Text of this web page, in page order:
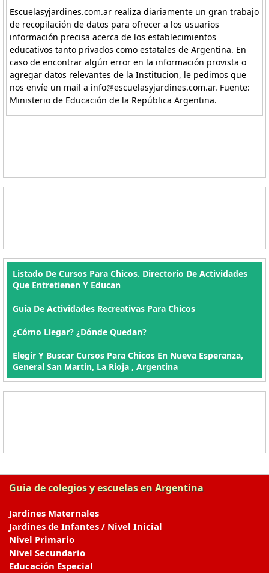
Escuelasyjardines.com.ar realiza diariamente un gran trabajo
de recopilación de datos para ofrecer a los usuarios
información precisa acerca de los establecimientos
educativos tanto privados como estatales de Argentina. En
caso de encontrar algún error en la información provista o
agregar datos relevantes de la Institucion, le pedimos que
nos envíe un mail a info@escuelasyjardines.com.ar. Fuente:
Ministerio de Educación de la República Argentina.
Listado De Cursos Para Chicos. Directorio De Actividades
Que Entretienen Y Educan
Guía De Actividades Recreativas Para Chicos
¿Cómo Llegar? ¿Dónde Quedan?
Elegir Y Buscar Cursos Para Chicos En Nueva Esperanza,
General San Martin, La Rioja , Argentina
Guia de colegios y escuelas en Argentina
Jardines Maternales
Jardines de Infantes / Nivel Inicial
Nivel Primario
Nivel Secundario
Educación Especial